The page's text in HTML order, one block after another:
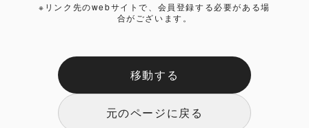
※リンク先のwebサイトで、会員登録する必要がある場
合がございます。
移動する
元のページに戻る